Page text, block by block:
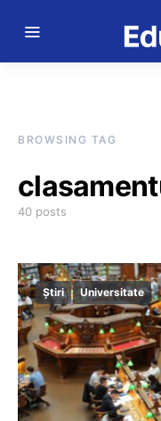
BROWSING TAG
40 posts
Știri Universitate